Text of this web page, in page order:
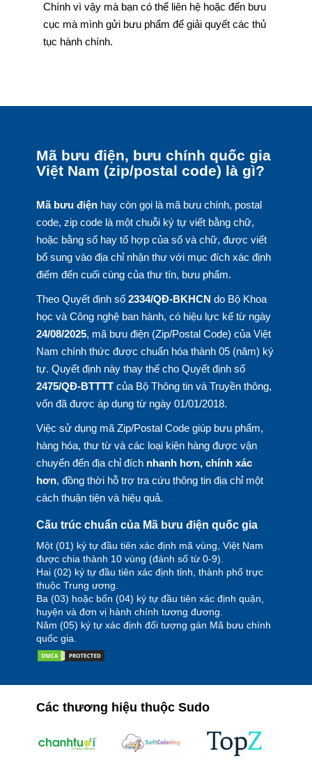
Chính vì vậy mà bạn có thể liên hệ hoặc đến bưu
cục mà mình gửi bưu phẩm để giải quyết các thủ
tục hành chính.
Mã bưu điện, bưu chính quốc gia
Việt Nam (zip/postal code) là gì?
Mã bưu điệnhay còn gọi là mã bưu chính, postal
code, zip code là một chuỗi ký tự viết bằng chữ,
hoặc bằng số hay tổ hợp của số và chữ, được viết
bổ sung vào địa chỉ nhận thư với mục đích xác định
điểm đến cuối cùng của thư tín, bưu phẩm.
Theo Quyết định số 2334/QĐ-BKHCN do Bộ Khoa
học và Công nghệ ban hành, có hiệu lực kể từ ngày
24/08/2025, mã bưu điện (Zip/Postal Code) của Việt
Nam chính thức được chuẩn hóa thành 05 (năm) ký
tự. Quyết định này thay thế cho Quyết định số
2475/QĐ-BTTTTcủa Bộ Thông tin và Truyền thông,
vốn đã được áp dụng từ ngày 01/01/2018.
Việc sử dụng mã Zip/Postal Code giúp bưu phẩm,
hàng hóa, thư từ và các loại kiện hàng được vận
chuyển đến địa chỉ đích nhanh hơn, chính xác
hơn, đồng thời hỗ trợ tra cứu thông tin địa chỉ một
cách thuận tiện và hiệu quả.
Cấu trúc chuẩn của Mã bưu điện quốc gia
Một (01) ký tự đầu tiên xác định mã vùng, Việt Nam
được chia thành 10 vùng (đánh số từ 0-9).
Hai (02) ký tự đầu tiên xác định tỉnh, thành phố trực
thuộc Trung ương.
Ba (03) hoặc bốn (04) ký tự đầu tiên xác định quận,
huyện và đơn vị hành chính tương đương.
Năm (05) ký tự xác định đối tượng gán Mã bưu chính
quốc gia.
Các thương hiệu thuộc Sudo